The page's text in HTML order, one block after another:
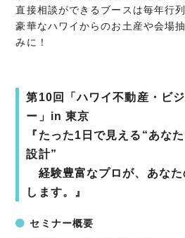
直接相談ができるブースは毎年行
豪華なハワイからのお土産や会場
みに！
第10回「ハワイ不動産・ビ
ー」in 東京
『たった1日で見える“あな
設計”
経験豊富なプロが、あなた
します。』
セミナー概要